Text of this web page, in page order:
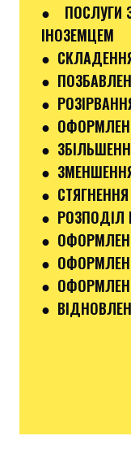
●
ПОСЛУГИ
ІНОЗЕМЦЕМ
●
●
●
●
●
●
● СТЯГНЕННЯ
●
●
●
●
●